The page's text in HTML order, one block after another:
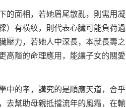
的面相，若她眉尾散亂，則需用凝
）有橫紋，則代表心臟可能負荷過
壓力，若她人中深長，本就長壽之
高階的命理應用，能讓子女的關愛
中的孝，講究的是順應天道，合乎
去幫助母親抵擋流年的風霜，在輸